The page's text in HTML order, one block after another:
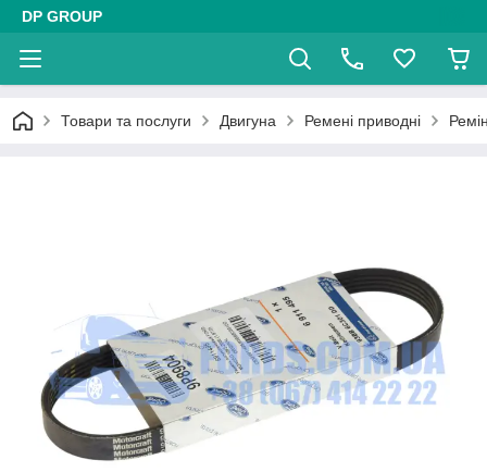
DP GROUP
Товари та послуги Двигуна Ремені приводні